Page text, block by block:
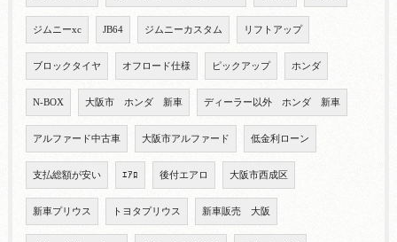
ジムニーxc JB64 ジムニーカスタム リフトアップ
ブロックタイヤ オフロード仕様 ピックアップ ホンダ
N-BOX 大阪市 ホンダ 新車 ディーラー以外 ホンダ 新車
アルファード中古車 大阪市アルファード 低金利ローン
支払総額が安い ｴｱﾛ 後付エアロ 大阪市西成区
新車プリウス トヨタプリウス 新車販売 大阪